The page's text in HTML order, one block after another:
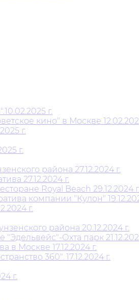
г.
кино" в Москве
г.
г.
района 27.12.2024 г.
27.12.2024 г.
Royal Beach 29.12.2024 г.
компании "Кулон"
г.
района 20.12.2024 г.
Охта парк
в Москве 17.12.2024 г.
360". 17.12.2024 г.
г.